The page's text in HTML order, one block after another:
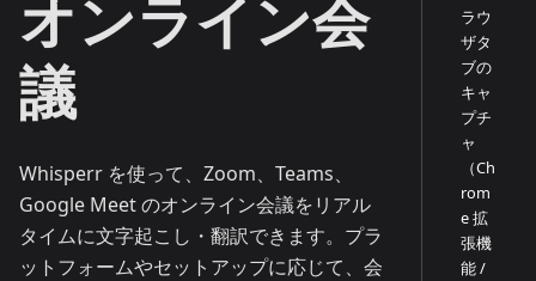
オンライン会
議
Whisperr を使って、Zoom、Teams、
Google Meet のオンライン会議をリアル
タイムに文字起こし・翻訳できます。プラ
ットフォームやセットアップに応じて、会
ラウ
ザタ
ブの
キャ
プチ
ャ
（Ch
rom
e 拡
張機
能 /